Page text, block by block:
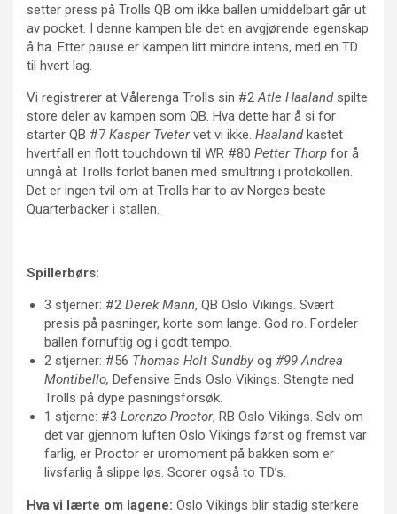
setter press på Trolls QB om ikke ballen umiddelbart går ut
av pocket. I denne kampen ble det en avgjørende egenskap
å ha. Etter pause er kampen litt mindre intens, med en TD
til hvert lag.
Vi registrerer at Vålerenga Trolls sin #2Atle Haalandspilte
store deler av kampen som QB. Hva dette har å si for
starter QB #7 Kasper Tvetervet vi ikke. Haalandkastet
hvertfall en flott touchdown til WR #80 Petter Thorp for å
unngå at Trolls forlot banen med smultring i protokollen.
Det er ingen tvil om at Trolls har to av Norges beste
Quarterbacker i stallen.
Spillerbørs:
3 stjerner: #2 Derek Mann, QB Oslo Vikings. Svært
presis på pasninger, korte som lange. God ro. Fordeler
ballen fornuftig og i godt tempo.
2 stjerner: #56 Thomas Holt Sundby og #99 Andrea
Montibello, Defensive Ends Oslo Vikings. Stengte ned
Trolls på dype pasningsforsøk.
1 stjerne: #3 Lorenzo Proctor, RB Oslo Vikings. Selv om
det var gjennom luften Oslo Vikings først og fremst var
farlig, er Proctor er uromoment på bakken som er
livsfarlig å slippe løs. Scorer også to TD’s.
Hva vi lærte om lagene: Oslo Vikings blir stadig sterkere